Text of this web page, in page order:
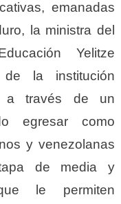
emanadas
la ministra del
Yelitze
la institución
a través de un
egresar como
y venezolanas
de media y
le permiten